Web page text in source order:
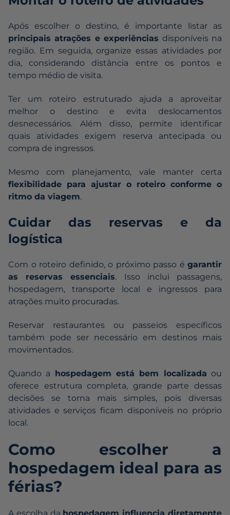
Após escolher o destino, é importante listar as
principais atrações e experiências disponíveis na
região. Em seguida, organize essas atividades por
dia, considerando distância entre os pontos e
tempo médio de visita.
Ter um roteiro estruturado ajuda a aproveitar
melhor o destino e evita deslocamentos
desnecessários. Além disso, permite identificar
quais atividades exigem reserva antecipada ou
compra de ingressos.
Mesmo com planejamento, vale manter certa
flexibilidade para ajustar o roteiro conforme o
ritmo da viagem.
Cuidar das reservas e da
logística
Com o roteiro definido, o próximo passo é garantir
as reservas essenciais. Isso inclui passagens,
hospedagem, transporte local e ingressos para
atrações muito procuradas.
Reservar restaurantes ou passeios específicos
também pode ser necessário em destinos mais
movimentados.
Quando a hospedagem está bem localizada ou
oferece estrutura completa, grande parte dessas
decisões se torna mais simples, pois diversas
atividades e serviços ficam disponíveis no próprio
local.
Como escolher a
hospedagem ideal para as
férias?
A escolha da hospedagem influencia diretamente